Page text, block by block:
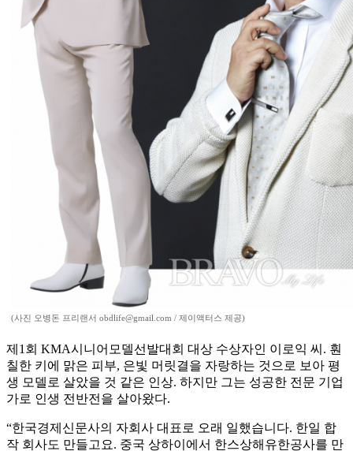
(사진 오병돈 프리랜서 obdlife@gmail.com / 제이액터스 제공)
제1회 KMA시니어모델선발대회 대상 수상자인 이로익 씨. 훤
칠한 키에 맑은 피부, 은빛 머릿결을 자랑하는 것으로 보아 평
생 모델로 살았을 것 같은 인상. 하지만 그는 성공한 전문 기업
가로 인생 전반전을 살아왔다.
“한국경제신문사의 자회사 대표로 오래 일했습니다. 한일 합
작 회사도 만들고요. 중국 상하이에서 한스상해유한공사를 만